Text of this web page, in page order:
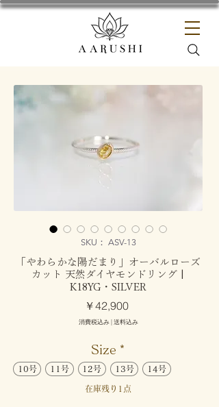
SKU： ASV-13
「やわらかな陽だまり」オーバルローズ
カット 天然ダイヤモンドリング |
K18YG・SILVER
￥42,900価
格
消費税込み|送料込み
Size *
10号 11号 12号 13号 14号
在庫残り1点